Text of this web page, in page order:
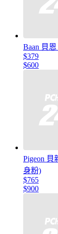
Baan 貝
$379
$600
Pigeon
身粉)
$765
$900